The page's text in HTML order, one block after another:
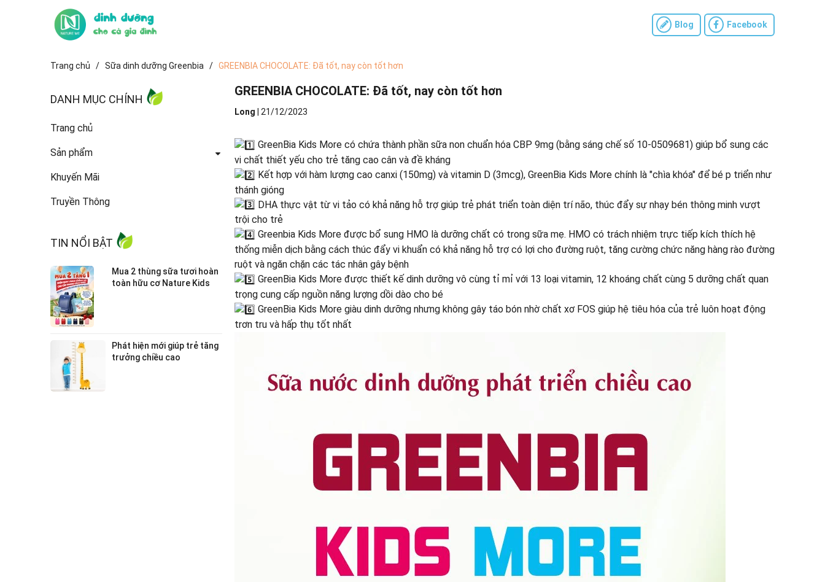
Blog Facebook
Trang chủ / Sữa dinh dưỡng Greenbia / GREENBIA CHOCOLATE: Đã tốt, nay còn tốt hơn
DANH MỤC CHÍNH
Trang chủ
Sản phẩm
Khuyến Mãi
Truyền Thông
TIN NỔI BẬT
Mua 2 thùng sữa tươi hoàn
toàn hữu cơ Nature Kids
Phát hiện mới giúp trẻ tăng
trưởng chiều cao
GREENBIA CHOCOLATE: Đã tốt, nay còn tốt hơn
Long 21/12/2023
GreenBia Kids More có chứa thành phần sữa non chuẩn hóa CBP 9mg (bằng sáng chế số 10-0509681) giúp bổ sung các
vi chất thiết yếu cho trẻ tăng cao cân và đề kháng
Kết hợp với hàm lượng cao canxi (150mg) và vitamin D (3mcg), GreenBia Kids More chính là "chìa khóa" để bé p triển như
thánh gióng
DHA thực vật từ vi tảo có khả năng hỗ trợ giúp trẻ phát triển toàn diện trí não, thúc đẩy sự nhạy bén thông minh vượt
trội cho trẻ
Greenbia Kids More được bổ sung HMO là dưỡng chất có trong sữa mẹ. HMO có trách nhiệm trực tiếp kích thích hệ
thống miễn dịch bằng cách thúc đẩy vi khuẩn có khả năng hỗ trợ có lợi cho đường ruột, tăng cường chức năng hàng rào đường
ruột và ngăn chặn các tác nhân gây bệnh
GreenBia Kids More được thiết kế dinh dưỡng vô cùng tỉ mỉ với 13 loại vitamin, 12 khoáng chất cùng 5 dưỡng chất quan
trọng cung cấp nguồn năng lượng dồi dào cho bé
GreenBia Kids More giàu dinh dưỡng nhưng không gây táo bón nhờ chất xơ FOS giúp hệ tiêu hóa của trẻ luôn hoạt động
trơn tru và hấp thụ tốt nhất